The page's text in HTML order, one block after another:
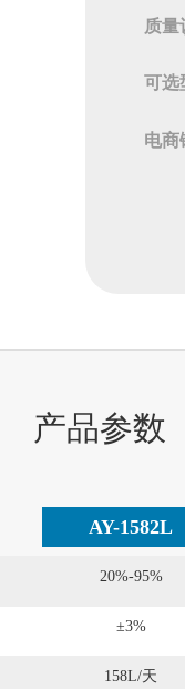
质量
可选
电商
产品参数
AY-1582L
20%-95%
±3%
158L/天